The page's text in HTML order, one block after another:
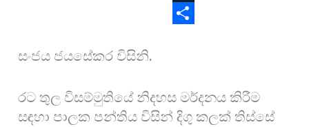
c
o
k
h
A
p
X
r
e
සංජය ජයසේකර විසිනි.
රට තුල විසම්මුතියේ නිදහස මර්දනය කිරීම
සඳහා පාලක පන්තිය විසින් දිගු කලක් තිස්සේ